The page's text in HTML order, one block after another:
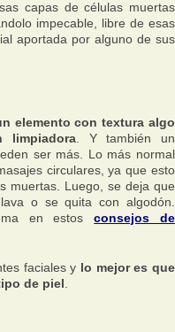
capas de células muertas
impecable, libre de esas
aportada por alguno de sus
elemento con textura algo
limpiadora . Y también un
ser más. Lo más normal
circulares, ya que esto
muertas. Luego, se deja que
o se quita con algodón.
en estosconsejos de
faciales y lo mejor es que
de piel